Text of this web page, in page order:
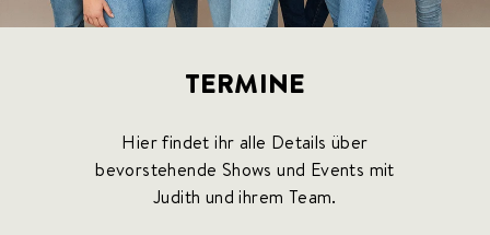
M
TERMINE
Hier findet ihr alle Details über
bevorstehende Shows und Events mit
Judith und ihrem Team.